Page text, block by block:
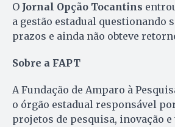
O Jornal Opção Tocantins
a gestão estadual questionando
prazos e ainda não obteve
Sobre a FAPT
A Fundação de Amparo à
o órgão estadual responsável
projetos de pesquisa, inovação